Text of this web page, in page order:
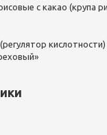
с какао (крупа
кислотности)